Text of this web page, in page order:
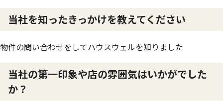
当社を知ったきっかけを教えてください
物件の問い合わせをしてハウスウェルを知りました
当社の第一印象や店の雰囲気はいかがでした
か？